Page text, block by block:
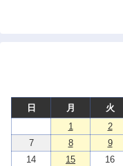
日 月 火
1
2
7
8 9
14
15 16